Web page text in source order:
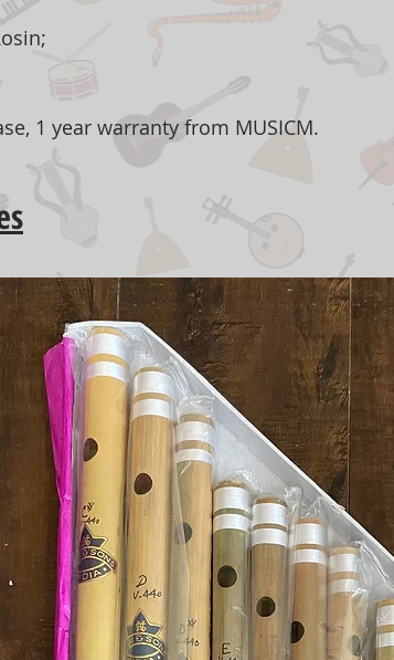
1 year warranty from MUSICM.